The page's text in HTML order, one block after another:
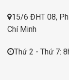
15/6 ĐHT 08,
Chí Minh
Thứ 2 - Thứ 7: